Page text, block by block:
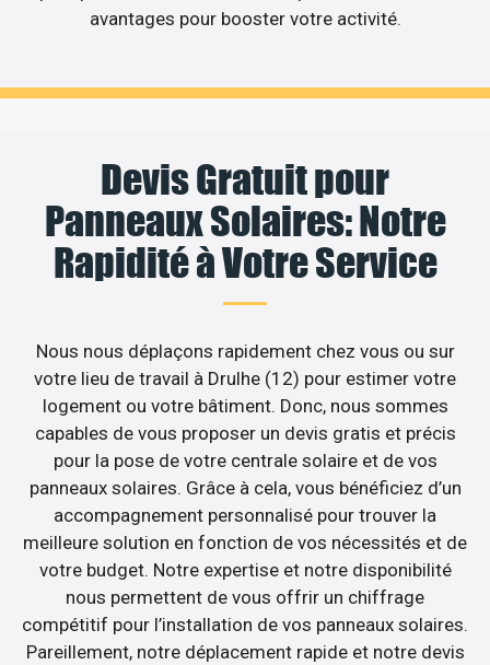
avantages pour booster votre activité.
Devis Gratuit pour
Panneaux Solaires: Notre
Rapidité à Votre Service
Nous nous déplaçons rapidement chez vous ou sur
votre lieu de travail à Drulhe (12) pour estimer votre
logement ou votre bâtiment. Donc, nous sommes
capables de vous proposer un devis gratis et précis
pour la pose de votre centrale solaire et de vos
panneaux solaires. Grâce à cela, vous bénéficiez d’un
accompagnement personnalisé pour trouver la
meilleure solution en fonction de vos nécessités et de
votre budget. Notre expertise et notre disponibilité
nous permettent de vous offrir un chiffrage
compétitif pour l’installation de vos panneaux solaires.
Pareillement, notre déplacement rapide et notre devis